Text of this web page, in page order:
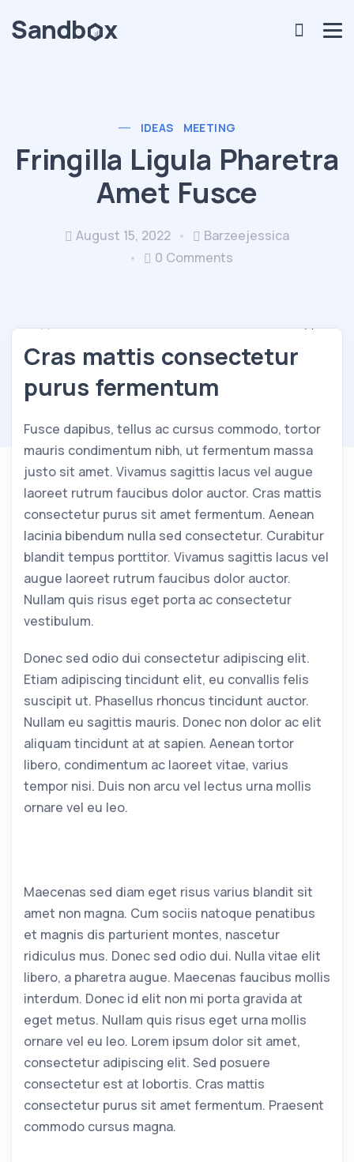
IDEAS MEETING
Fringilla Ligula Pharetra
Amet Fusce
August 15, 2022
Barzeejessica
0 Comments
Cras mattis consectetur
purus fermentum
Fusce dapibus, tellus ac cursus commodo, tortor
mauris condimentum nibh, ut fermentum massa
justo sit amet. Vivamus sagittis lacus vel augue
laoreet rutrum faucibus dolor auctor. Cras mattis
consectetur purus sit amet fermentum. Aenean
lacinia bibendum nulla sed consectetur. Curabitur
blandit tempus porttitor. Vivamus sagittis lacus vel
augue laoreet rutrum faucibus dolor auctor.
Nullam quis risus eget porta ac consectetur
vestibulum.
Donec sed odio dui consectetur adipiscing elit.
Etiam adipiscing tincidunt elit, eu convallis felis
suscipit ut. Phasellus rhoncus tincidunt auctor.
Nullam eu sagittis mauris. Donec non dolor ac elit
aliquam tincidunt at at sapien. Aenean tortor
libero, condimentum ac laoreet vitae, varius
tempor nisi. Duis non arcu vel lectus urna mollis
ornare vel eu leo.
Maecenas sed diam eget risus varius blandit sit
amet non magna. Cum sociis natoque penatibus
et magnis dis parturient montes, nascetur
ridiculus mus. Donec sed odio dui. Nulla vitae elit
libero, a pharetra augue. Maecenas faucibus mollis
interdum. Donec id elit non mi porta gravida at
eget metus. Nullam quis risus eget urna mollis
ornare vel eu leo. Lorem ipsum dolor sit amet,
consectetur adipiscing elit. Sed posuere
consectetur est at lobortis. Cras mattis
consectetur purus sit amet fermentum. Praesent
commodo cursus magna.